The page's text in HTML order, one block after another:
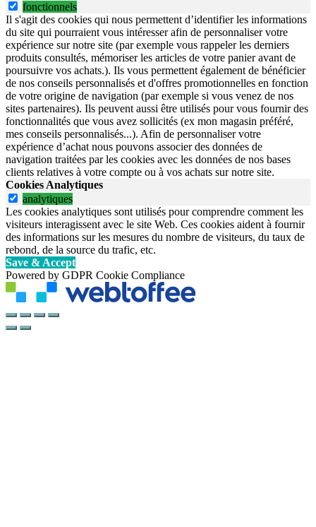
fonctionnels
Il s'agit des cookies qui nous permettent d’identifier les informations
du site qui pourraient vous intéresser afin de personnaliser votre
expérience sur notre site (par exemple vous rappeler les derniers
produits consultés, mémoriser les articles de votre panier avant de
poursuivre vos achats.). Ils vous permettent également de bénéficier
de nos conseils personnalisés et d'offres promotionnelles en fonction
de votre origine de navigation (par exemple si vous venez de nos
sites partenaires). Ils peuvent aussi être utilisés pour vous fournir des
fonctionnalités que vous avez sollicités (ex mon magasin préféré,
mes conseils personnalisés...). Afin de personnaliser votre
expérience d’achat nous pouvons associer des données de
navigation traitées par les cookies avec les données de nos bases
clients relatives à votre compte ou à vos achats sur notre site.
Cookies Analytiques
analytiques
Les cookies analytiques sont utilisés pour comprendre comment les
visiteurs interagissent avec le site Web. Ces cookies aident à fournir
des informations sur les mesures du nombre de visiteurs, du taux de
rebond, de la source du trafic, etc.
Save & Accept
Powered by GDPR Cookie Compliance